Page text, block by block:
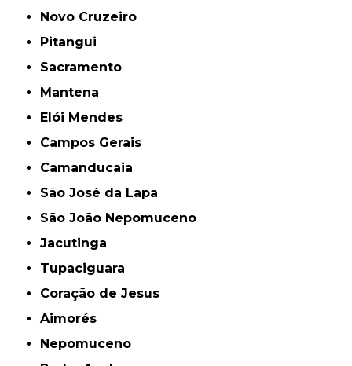
Novo Cruzeiro
Pitangui
Sacramento
Mantena
Elói Mendes
Campos Gerais
Camanducaia
São José da Lapa
São João Nepomuceno
Jacutinga
Tupaciguara
Coração de Jesus
Aimorés
Nepomuceno